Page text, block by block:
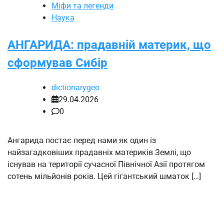
Міфи та легенди
Наука
АНГАРИДА: прадавній материк, що
сформував Сибір
dictionarygeo
29.04.2026
0
Ангарида постає перед нами як один із
найзагадковіших прадавніх материків Землі, що
існував на території сучасної Північної Азії протягом
сотень мільйонів років. Цей гігантський шматок […]